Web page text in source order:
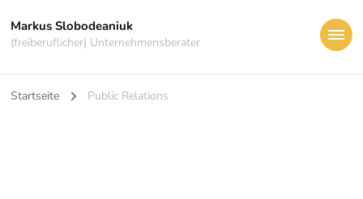
Markus Slobodeaniuk
(freiberuflicher) Unternehmensberater
Startseite Public Relations